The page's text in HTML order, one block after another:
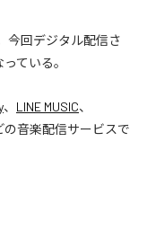
今回デジタル配信さ
ている。
、 LINE MUSIC、
の音楽配信サービスで